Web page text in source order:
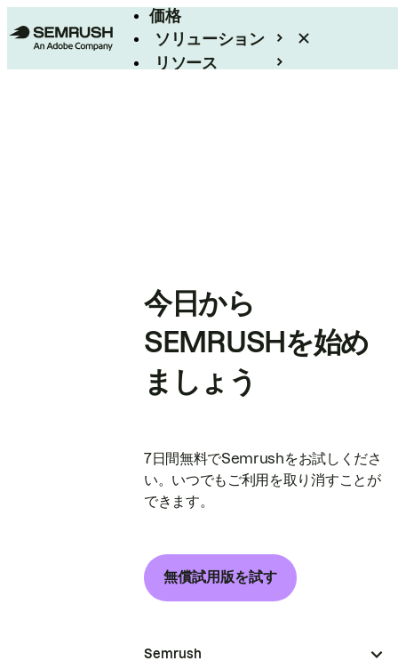
価格
ソリューション
リソース
今日から
SEMRUSHを始め
ましょう
7日間無料でSemrushをお試しくださ
い。いつでもご利用を取り消すことが
できます。
無償試用版を試す
Semrush